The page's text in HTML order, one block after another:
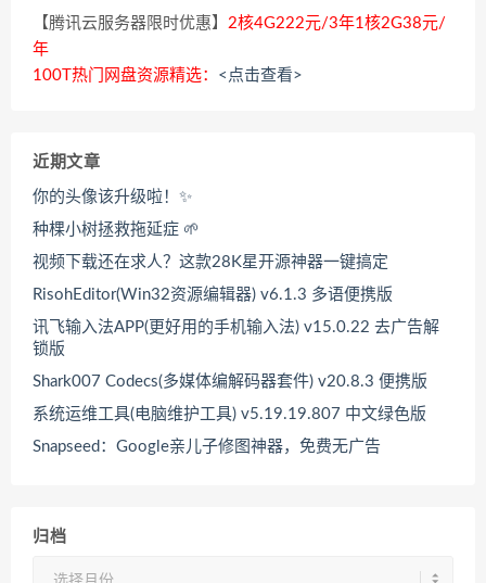
【腾讯云服务器限时优惠】 2核4G222元/3年1核2G38元/
年
100T热门网盘资源精选： <点击查看>
近期文章
你的头像该升级啦！✨
种棵小树拯救拖延症 🌱
视频下载还在求人？这款28K星开源神器一键搞定
RisohEditor(Win32资源编辑器) v6.1.3 多语便携版
讯飞输入法APP(更好用的手机输入法) v15.0.22 去广告解
锁版
Shark007 Codecs(多媒体编解码器套件) v20.8.3 便携版
系统运维工具(电脑维护工具) v5.19.19.807 中文绿色版
Snapseed：Google亲儿子修图神器，免费无广告
归档